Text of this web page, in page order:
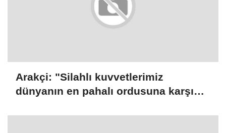
Arakçi: "Silahlı kuvvetlerimiz
dünyanın en pahalı ordusuna karşı